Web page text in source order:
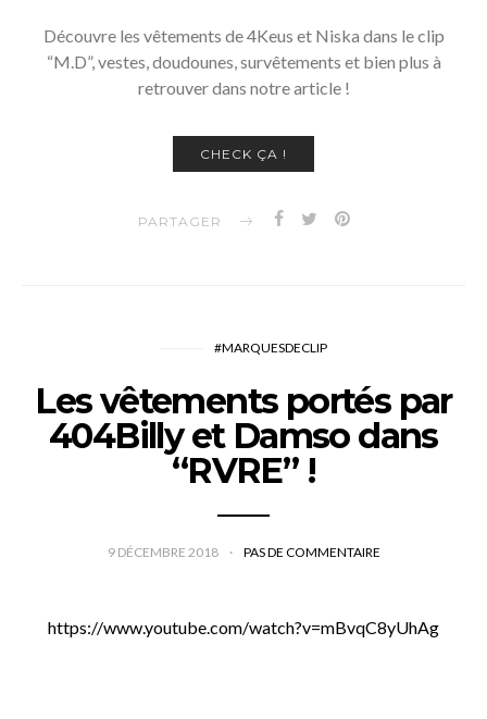
Découvre les vêtements de 4Keus et Niska dans le clip
“M.D”, vestes, doudounes, survêtements et bien plus à
retrouver dans notre article !
CHECK ÇA !
PARTAGER
#MARQUESDECLIP
Les vêtements portés par
404Billy et Damso dans
“RVRE” !
9 DÉCEMBRE 2018 PAS DE COMMENTAIRE
https://www.youtube.com/watch?v=mBvqC8yUhAg